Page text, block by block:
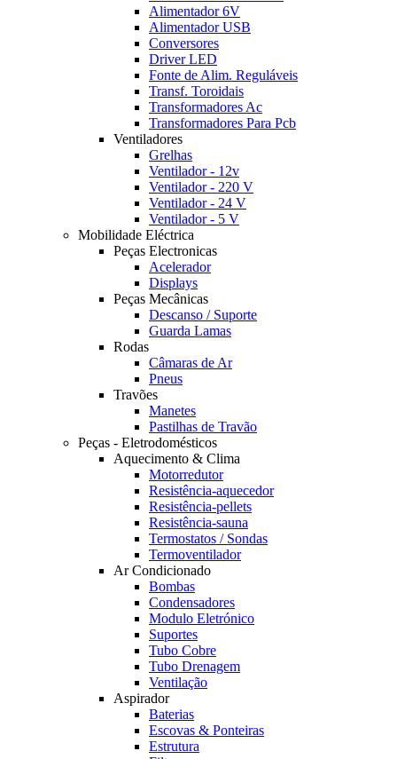
Alimentador 6V
Alimentador USB
Conversores
Driver LED
Fonte de Alim. Reguláveis
Transf. Toroidais
Transformadores Ac
Transformadores Para Pcb
Ventiladores
Grelhas
Ventilador - 12v
Ventilador - 220 V
Ventilador - 24 V
Ventilador - 5 V
Mobilidade Eléctrica
Peças Electronicas
Acelerador
Displays
Peças Mecânicas
Descanso / Suporte
Guarda Lamas
Rodas
Câmaras de Ar
Pneus
Travões
Manetes
Pastilhas de Travão
Peças - Eletrodomésticos
Aquecimento & Clima
Motorredutor
Resistência-aquecedor
Resistência-pellets
Resistência-sauna
Termostatos / Sondas
Termoventilador
Ar Condicionado
Bombas
Condensadores
Modulo Eletrónico
Suportes
Tubo Cobre
Tubo Drenagem
Ventilação
Aspirador
Baterias
Escovas & Ponteiras
Estrutura